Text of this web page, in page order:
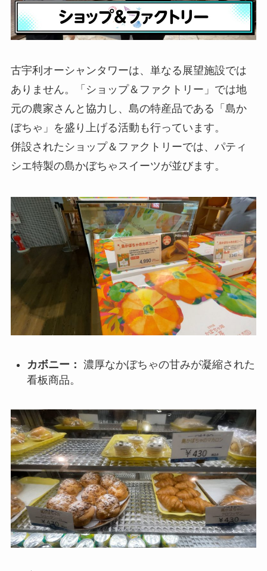
古宇利オーシャンタワーは、単なる展望施設では
ありません。「ショップ＆ファクトリー」では地
元の農家さんと協力し、島の特産品である「島か
ぼちゃ」を盛り上げる活動も行っています。
併設されたショップ＆ファクトリーでは、パティ
シエ特製の島かぼちゃスイーツが並びます。
カボニー： 濃厚なかぼちゃの甘みが凝縮された
看板商品。